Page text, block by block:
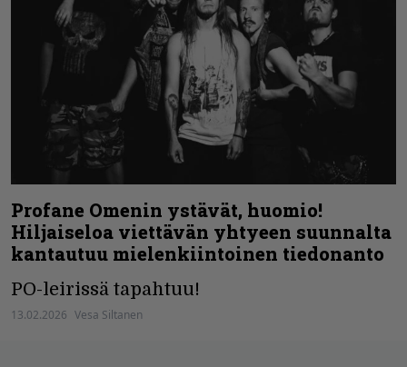
Profane Omenin ystävät, huomio!
Hiljaiseloa viettävän yhtyeen suunnalta
kantautuu mielenkiintoinen tiedonanto
PO-leirissä tapahtuu!
13.02.2026 Vesa Siltanen